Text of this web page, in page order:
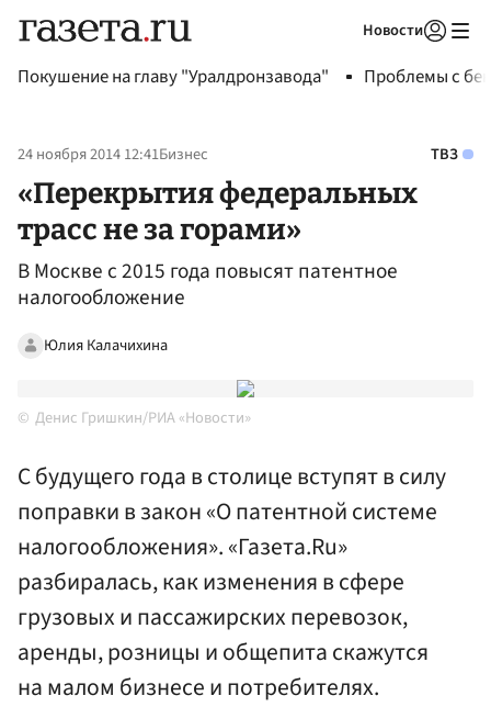
Новости
Покушение на главу "Уралдронзавода" Проблемы с
24 ноября 2014 12:41Бизнес ТВЗ
«Перекрытия федеральных
трасс не за горами»
В Москве с 2015 года повысят патентное
налогообложение
Юлия Калачихина
Денис Гришкин/РИА «Новости»
С будущего года в столице вступят в силу
поправки в закон «О патентной системе
налогообложения». «Газета.Ru»
разбиралась, как изменения в сфере
грузовых и пассажирских перевозок,
аренды, розницы и общепита скажутся
на малом бизнесе и потребителях.